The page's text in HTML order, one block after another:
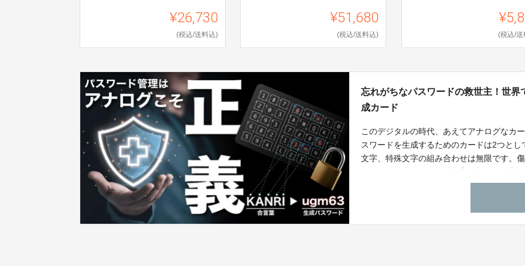
¥26,730
(税込/送料込)
¥51,680
(税込/送料込) (税込/送
忘れがちなパスワードの救世主！世
成カード
このデジタルの時代、あえてアナログなカ
スワードを生成するためのカードは2つと
文字、特殊文字の組み合わせは無限です。